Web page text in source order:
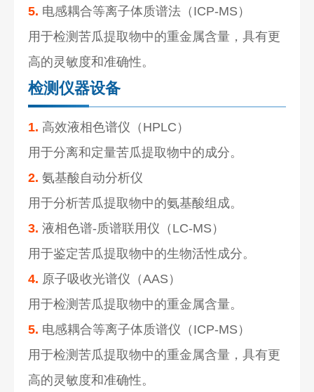
5. 电感耦合等离子体质谱法（ICP-MS）
用于检测苦瓜提取物中的重金属含量，具有更
高的灵敏度和准确性。
检测仪器设备
1. 高效液相色谱仪（HPLC）
用于分离和定量苦瓜提取物中的成分。
2. 氨基酸自动分析仪
用于分析苦瓜提取物中的氨基酸组成。
3. 液相色谱-质谱联用仪（LC-MS）
用于鉴定苦瓜提取物中的生物活性成分。
4. 原子吸收光谱仪（AAS）
用于检测苦瓜提取物中的重金属含量。
5. 电感耦合等离子体质谱仪（ICP-MS）
用于检测苦瓜提取物中的重金属含量，具有更
高的灵敏度和准确性。